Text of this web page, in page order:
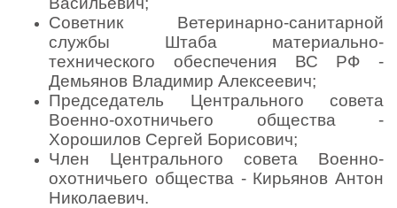
Советник Ветеринарно-санитарной
службы Штаба материально-
технического обеспечения ВС РФ -
Демьянов Владимир Алексеевич;
Председатель Центрального совета
Военно-охотничьего общества -
Хорошилов Сергей Борисович;
Член Центрального совета Военно-
охотничьего общества - Кирьянов Антон
Николаевич.